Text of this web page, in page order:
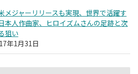
メジャーリリースも実現、世界で活躍す
本人作曲家、ヒロイズムさんの足跡と次
狙い
年1月31日